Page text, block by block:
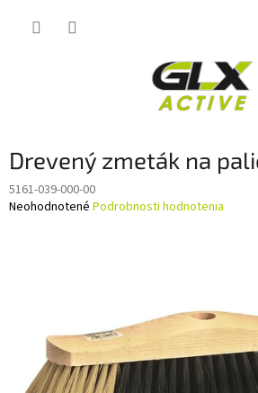
Drevený zmeták na
5161-039-000-00
Priemerné
Neohodnotené Podrobnosti hodnotenia